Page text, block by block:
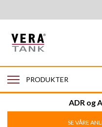
PRODUKTER
ADR og
SE VÅRE